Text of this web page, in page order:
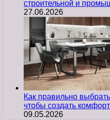
строительной и
27.06.2026
Как правильно
чтобы создать
09.05.2026